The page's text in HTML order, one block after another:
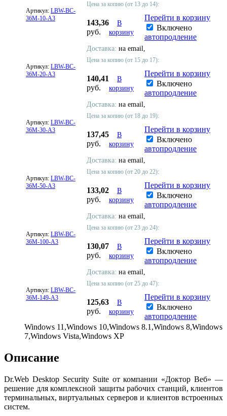
Артикул: LBW-BC-
36M-10-A3
Цена за копию (от 13 до 14):
143,36
руб.
В
корзину
Перейти в корзину
Включено
автопродление
Артикул: LBW-BC-
36M-20-A3
Доставка: на email,
Цена за копию (от 15 до 17):
140,41
руб.
В
корзину
Перейти в корзину
Включено
автопродление
Артикул: LBW-BC-
36M-30-A3
Доставка: на email,
Цена за копию (от 18 до 19):
137,45
руб.
В
корзину
Перейти в корзину
Включено
автопродление
Артикул: LBW-BC-
36M-50-A3
Доставка: на email,
Цена за копию (от 20 до 22):
133,02
руб.
В
корзину
Перейти в корзину
Включено
автопродление
Артикул: LBW-BC-
36M-100-A3
Доставка: на email,
Цена за копию (от 23 до 24):
130,07
руб.
В
корзину
Перейти в корзину
Включено
автопродление
Артикул: LBW-BC-
36M-149-A3
Доставка: на email,
Цена за копию (от 25 до 47):
125,63
руб.
В
корзину
Перейти в корзину
Включено
автопродление
Windows 11,Windows 10,Windows 8.1,Windows 8,Windows
7,Windows Vista,Windows XP
Описание
Dr.Web Desktop Security Suite от компании «Доктор Веб» —
решение для комплексной защиты рабочих станций, клиентов
терминальных, виртуальных серверов и клиентов встроенных
систем.